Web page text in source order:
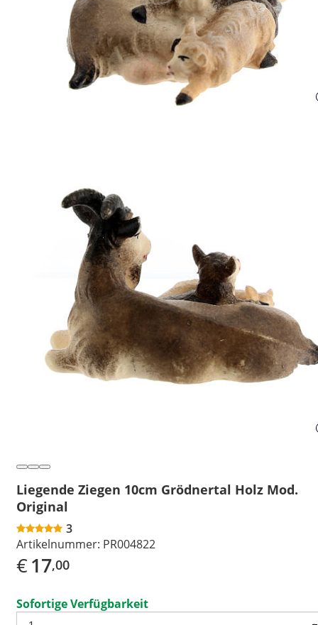
Liegende Ziegen 10cm Grödnertal Holz Mod.
Original
3
Artikelnummer: PR004822
€17,00
Sofortige Verfügbarkeit